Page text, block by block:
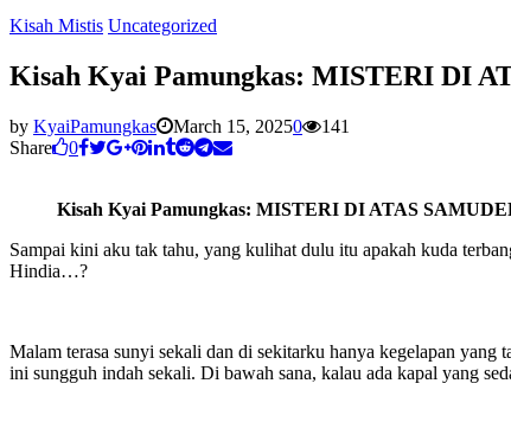
Kisah Mistis Uncategorized
Kisah Kyai Pamungkas: MISTERI DI
by KyaiPamungkas March 15, 20250
141
Share
0
Kisah Kyai Pamungkas: MISTERI DI ATAS
Sampai kini aku tak tahu, yang kulihat dulu itu apakah kuda
Hindia…?
Malam terasa sunyi sekali dan di sekitarku hanya kegelapan
ini sungguh indah sekali. Di bawah sana, kalau ada kapal yang